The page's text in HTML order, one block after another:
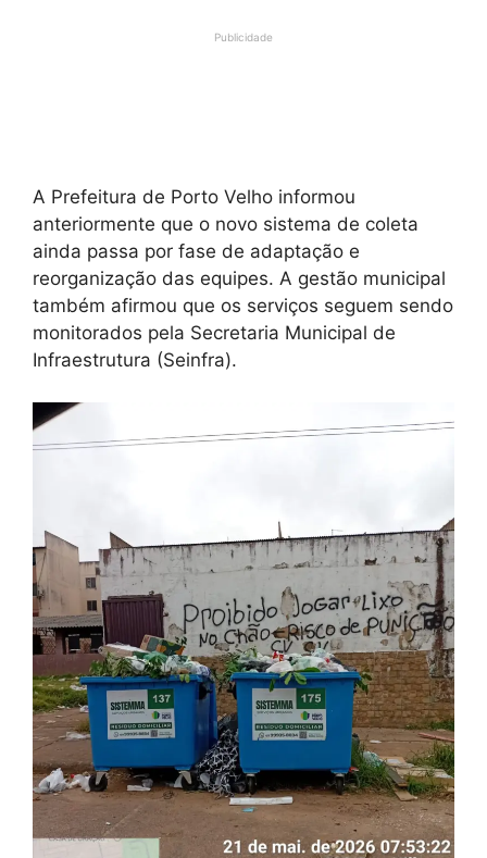
Publicidade
A Prefeitura de Porto Velho informou
anteriormente que o novo sistema de coleta
ainda passa por fase de adaptação e
reorganização das equipes. A gestão municipal
também afirmou que os serviços seguem sendo
monitorados pela Secretaria Municipal de
Infraestrutura (Seinfra).